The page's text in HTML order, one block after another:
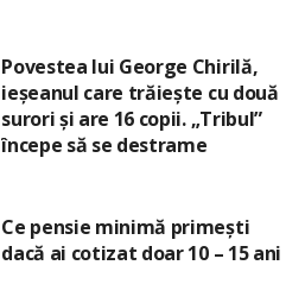
Povestea lui George Chirilă,
ieșeanul care trăiește cu două
surori și are 16 copii. „Tribul”
începe să se destrame
Ce pensie minimă primești
dacă ai cotizat doar 10 – 15 ani